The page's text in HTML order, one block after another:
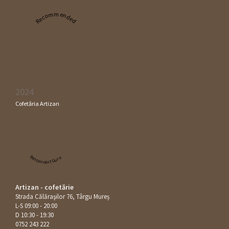
Recommended
2024
Cofetăria Artizan
Restaurant Guru
Artizan - cofetărie
Strada Călăraşilor 76, Târgu Mureș
L-S 09:00 - 20:00
D 10:30 - 19:30
0752 243 222